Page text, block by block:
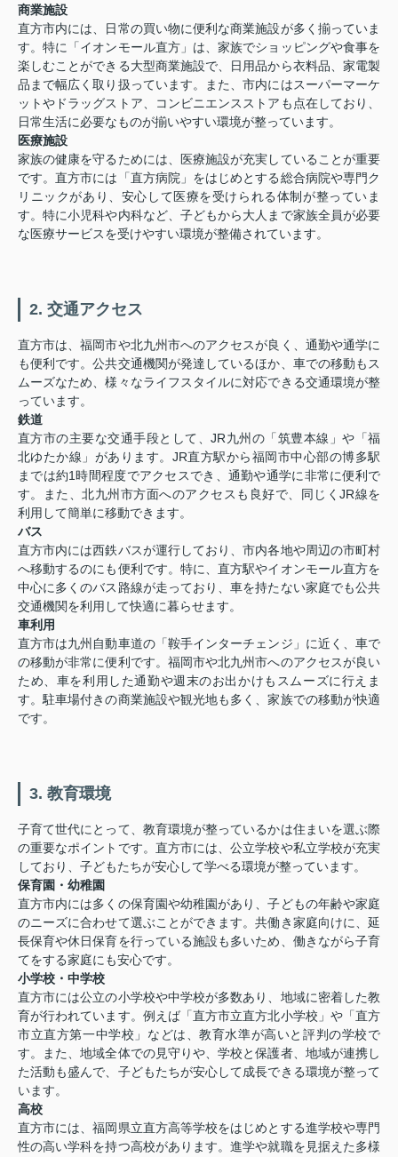
商業施設
直方市内には、日常の買い物に便利な商業施設が多く揃っていま
す。特に「イオンモール直方」は、家族でショッピングや食事を
楽しむことができる大型商業施設で、日用品から衣料品、家電製
品まで幅広く取り扱っています。また、市内にはスーパーマーケ
ットやドラッグストア、コンビニエンスストアも点在しており、
日常生活に必要なものが揃いやすい環境が整っています。
医療施設
家族の健康を守るためには、医療施設が充実していることが重要
です。直方市には「直方病院」をはじめとする総合病院や専門ク
リニックがあり、安心して医療を受けられる体制が整っていま
す。特に小児科や内科など、子どもから大人まで家族全員が必要
な医療サービスを受けやすい環境が整備されています。
2. 交通アクセス
直方市は、福岡市や北九州市へのアクセスが良く、通勤や通学に
も便利です。公共交通機関が発達しているほか、車での移動もス
ムーズなため、様々なライフスタイルに対応できる交通環境が整
っています。
鉄道
直方市の主要な交通手段として、JR九州の「筑豊本線」や「福
北ゆたか線」があります。JR直方駅から福岡市中心部の博多駅
までは約1時間程度でアクセスでき、通勤や通学に非常に便利で
す。また、北九州市方面へのアクセスも良好で、同じくJR線を
利用して簡単に移動できます。
バス
直方市内には西鉄バスが運行しており、市内各地や周辺の市町村
へ移動するのにも便利です。特に、直方駅やイオンモール直方を
中心に多くのバス路線が走っており、車を持たない家庭でも公共
交通機関を利用して快適に暮らせます。
車利用
直方市は九州自動車道の「鞍手インターチェンジ」に近く、車で
の移動が非常に便利です。福岡市や北九州市へのアクセスが良い
ため、車を利用した通勤や週末のお出かけもスムーズに行えま
す。駐車場付きの商業施設や観光地も多く、家族での移動が快適
です。
3. 教育環境
子育て世代にとって、教育環境が整っているかは住まいを選ぶ際
の重要なポイントです。直方市には、公立学校や私立学校が充実
しており、子どもたちが安心して学べる環境が整っています。
保育園・幼稚園
直方市内には多くの保育園や幼稚園があり、子どもの年齢や家庭
のニーズに合わせて選ぶことができます。共働き家庭向けに、延
長保育や休日保育を行っている施設も多いため、働きながら子育
てをする家庭にも安心です。
小学校・中学校
直方市には公立の小学校や中学校が多数あり、地域に密着した教
育が行われています。例えば「直方市立直方北小学校」や「直方
市立直方第一中学校」などは、教育水準が高いと評判の学校で
す。また、地域全体での見守りや、学校と保護者、地域が連携し
た活動も盛んで、子どもたちが安心して成長できる環境が整って
います。
高校
直方市には、福岡県立直方高等学校をはじめとする進学校や専門
性の高い学科を持つ高校があります。進学や就職を見据えた多様